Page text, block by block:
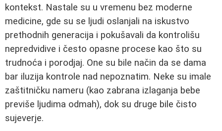
kontekst. Nastale su u vremenu bez moderne
medicine, gde su se ljudi oslanjali na iskustvo
prethodnih generacija i pokušavali da kontrolišu
nepredvidive i često opasne procese kao što su
trudnoća i porodjaj. One su bile način da se dama
bar iluzija kontrole nad nepoznatim. Neke su imale
zaštitničku nameru (kao zabrana izlaganja bebe
previše ljudima odmah), dok su druge bile čisto
sujeverje.